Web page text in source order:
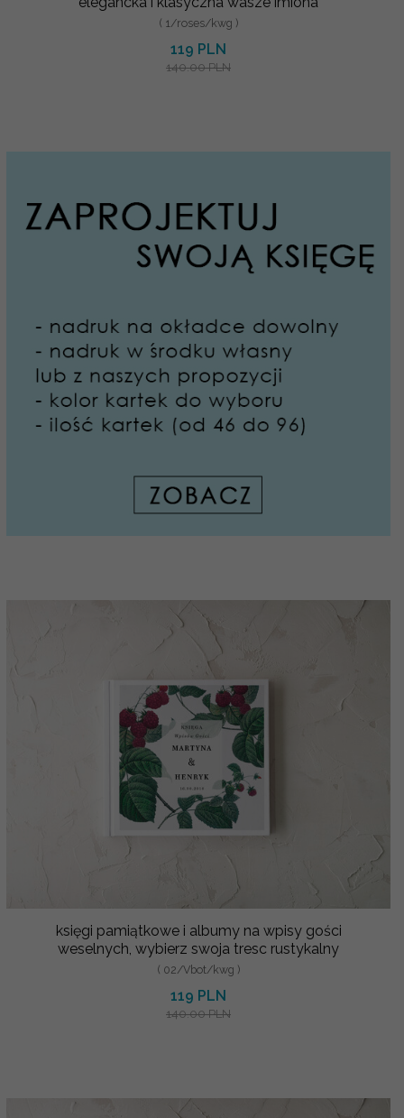
( 1/roses/kwg )
119 PLN
140.00 PLN
księgi pamiątkowe i albumy na wpisy gości
weselnych, wybierz swoja tresc rustykalny
( 02/Vbot/kwg )
119 PLN
140.00 PLN